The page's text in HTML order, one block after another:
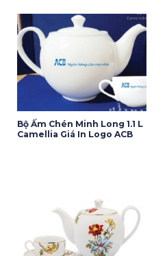
Bộ Ấm Chén Minh Long 1.1 L
Camellia Giá In Logo ACB